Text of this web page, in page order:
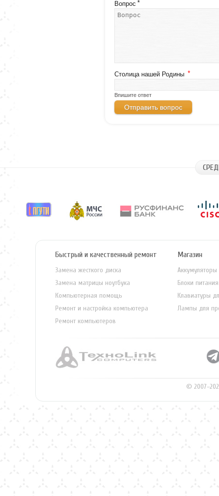
Вопрос *
Столица нашей Родины *
Впишите ответ
Быстрый и качественный ремонт
Замена жесткого диска
Замена матрицы ноутбука
Компьютерная помощь
Ремонт и настройка компьютера
Ремонт компьютеров
Магазин
Блоки
Клавиатуры
Лампы для
©